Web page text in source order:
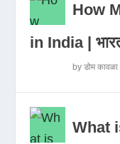
How
in India |
byडोम कावळा
What